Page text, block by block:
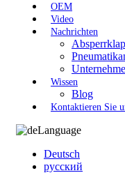
OEM
Video
Nachrichten
Wissen
Blog
Kontaktieren Sie
Language
Deutsch
русский